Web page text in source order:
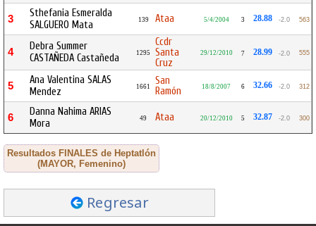
3
Sthefania Esmeralda
SALGUERO Mata
139 Ataa 5/4/2004 3 28.88 -2.0 563
4
Debra Summer
CASTAÑEDA Castañeda
1295
Ccdr
Santa
Cruz
29/12/2010 7 28.99 -2.0 555
5
Ana Valentina SALAS
Mendez
1661
San
Ramón
18/8/2007 6 32.66 -2.0 312
6
Danna Nahima ARIAS
Mora
49 Ataa 20/12/2010 5 32.87 -2.0 300
Resultados FINALES de Heptatlón
(MAYOR, Femenino)
Regresar